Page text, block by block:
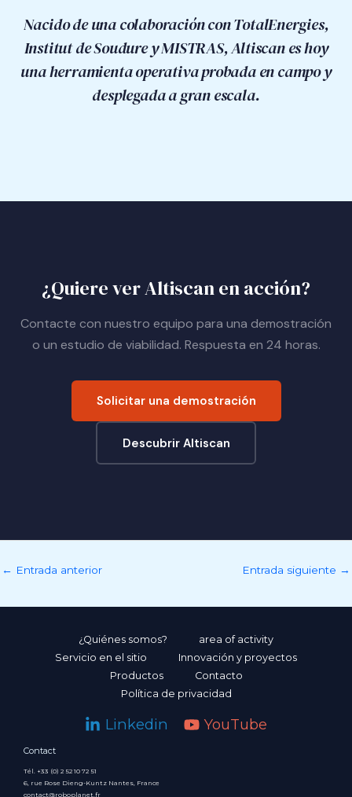
Nacido de una colaboración con TotalEnergies,
Institut de Soudure y MISTRAS, Altiscan es hoy
una herramienta operativa probada en campo y
desplegada a gran escala.
¿Quiere ver Altiscan en acción?
Contacte con nuestro equipo para una demostración
o un estudio de viabilidad. Respuesta en 24 horas.
Solicitar una demostración
Descubrir Altiscan
← Entrada anterior Entrada siguiente →
¿Quiénes somos?
area of activity
Servicio en el sitio
Innovación y proyectos
Productos
Contacto
Política de privacidad
Linkedin YouTube
Contact
Tél. +33 (0) 2 52 10 72 51
6, rue Rose Dieng-Kuntz Nantes, France
contact@roboplanet.fr